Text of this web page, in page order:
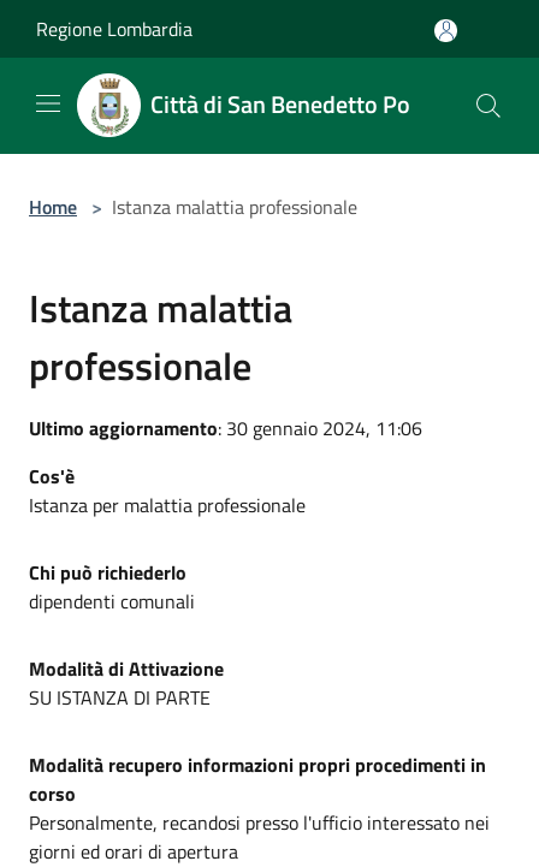
Regione Lombardia
Città di San Benedetto Po
Home > Istanza malattia professionale
Istanza malattia
professionale
Ultimo aggiornamento: 30 gennaio 2024, 11:06
Cos'è
Istanza per malattia professionale
Chi può richiederlo
dipendenti comunali
Modalità di Attivazione
SU ISTANZA DI PARTE
Modalità recupero informazioni propri procedimenti in
corso
Personalmente, recandosi presso l'ufficio interessato nei
giorni ed orari di apertura